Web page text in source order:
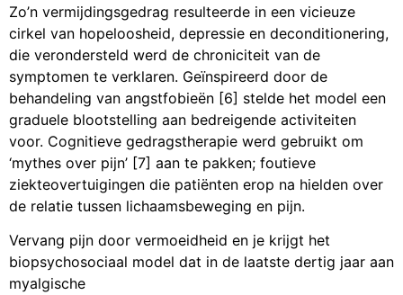
Zo’n vermijdingsgedrag resulteerde in een vicieuze
cirkel van hopeloosheid, depressie en deconditionering,
die verondersteld werd de chroniciteit van de
symptomen te verklaren. Geïnspireerd door de
behandeling van angstfobieën [6] stelde het model een
graduele blootstelling aan bedreigende activiteiten
voor. Cognitieve gedragstherapie werd gebruikt om
‘mythes over pijn’ [7] aan te pakken; foutieve
ziekteovertuigingen die patiënten erop na hielden over
de relatie tussen lichaamsbeweging en pijn.
Vervang pijn door vermoeidheid en je krijgt het
biopsychosociaal model dat in de laatste dertig jaar aan
myalgische